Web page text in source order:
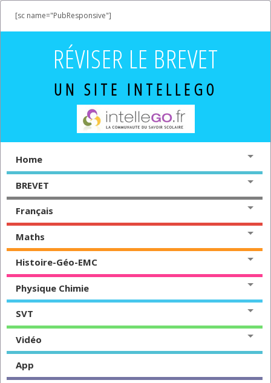
[sc name="PubResponsive"]
RÉVISER LE BREVET
UN SITE INTELLEGO
Home
BREVET
Français
Maths
Histoire-Géo-EMC
Physique Chimie
SVT
Vidéo
App